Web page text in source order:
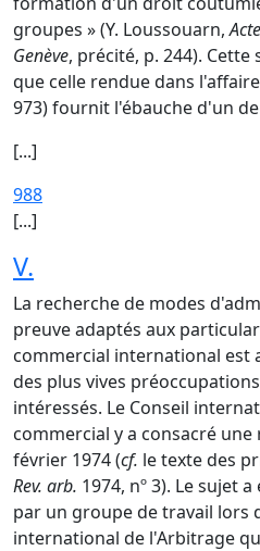
groupes » (Y. Loussouarn,
Genève, précité, p. 244).
que celle rendue dans l'affaire
973) fournit l'ébauche d'un
[...]
988
[...]
V.
La recherche de modes
preuve adaptés aux
commercial international est
des plus vives
intéressés. Le Conseil
commercial y a consacré
février 1974 (cf. le texte des
Rev. arb. 1974, nº 3). Le sujet
par un groupe de travail lors
international de l'Arbitrage